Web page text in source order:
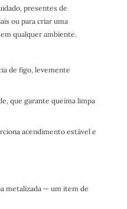
presentes de
ou para criar uma
qualquer ambiente.
de figo, levemente
que garante queima limpa
acendimento estável e
metalizada — um item de